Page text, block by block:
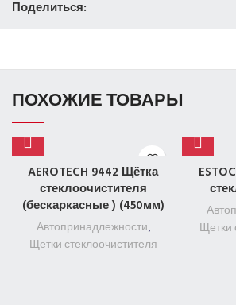
Поделиться:
ПОХОЖИЕ ТОВАРЫ
AEROTECH 9442 Щётка
стеклоочистителя
(бескаркасные ) (450мм)
Автопринадлежности,
Щетки стеклоочистителя
Щетки